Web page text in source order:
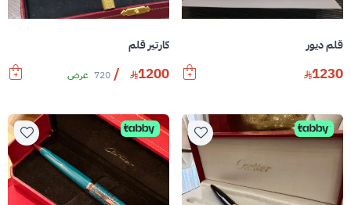
قلم ديور
1230
كارتير قلم
1200
/
720 عرض